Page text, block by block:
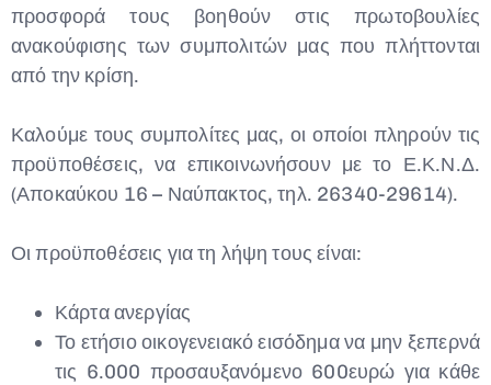
προσφορά τους βοηθούν στις πρωτοβουλίες
ανακούφισης των συμπολιτών μας που πλήττονται
από την κρίση.
Καλούμε τους συμπολίτες μας, οι οποίοι πληρούν τις
προϋποθέσεις, να επικοινωνήσουν με το Ε.Κ.Ν.Δ.
(Αποκαύκου 16 – Ναύπακτος, τηλ. 26340-29614).
Οι προϋποθέσεις για τη λήψη τους είναι:
Κάρτα ανεργίας
Το ετήσιο οικογενειακό εισόδημα να μην ξεπερνά
τις 6.000 προσαυξανόμενο 600ευρώ για κάθε